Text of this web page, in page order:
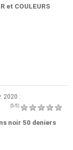
et COULEURS
2020 :
(5/5)
noir 50 deniers